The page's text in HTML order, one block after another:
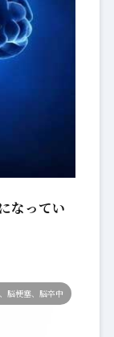
なってい
脳梗塞、脳卒中